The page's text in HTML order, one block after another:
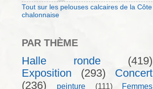
Tout sur les pelouses calcaires de la Côte
chalonnaise
PAR THÈME
Halle ronde
(419)
Exposition
(293)
Concert
(236)
peinture (111)
Femmes